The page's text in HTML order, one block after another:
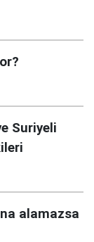
Suriyeli
alamazsa